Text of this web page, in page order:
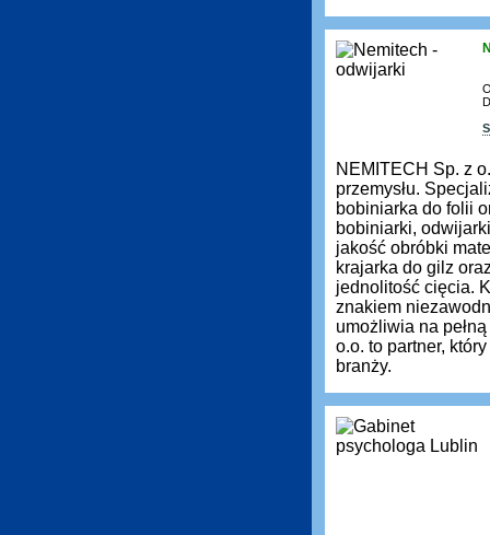
NEMITECH Sp. z
przemysłu.
bobiniarka do folii
bobiniarki,
jakość obróbki
krajarka do gilz
jednolitość cięcia.
znakiem
umożliwia na
o.o. to partner,
branży.